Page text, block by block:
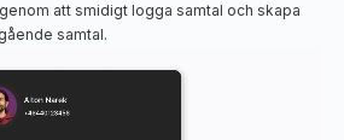
att smidigt logga samtal och skapa
samtal.